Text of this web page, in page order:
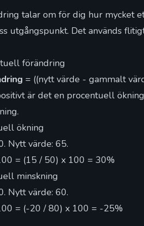
talar om för dig hur mycket
utgångspunkt. Det används
förändring
= ((nytt värde - gammalt
är det en procentuell
ökning
Nytt värde: 65.
= (15 / 50) x 100 = 30%
minskning
Nytt värde: 60.
= (-20 / 80) x 100 = -25%